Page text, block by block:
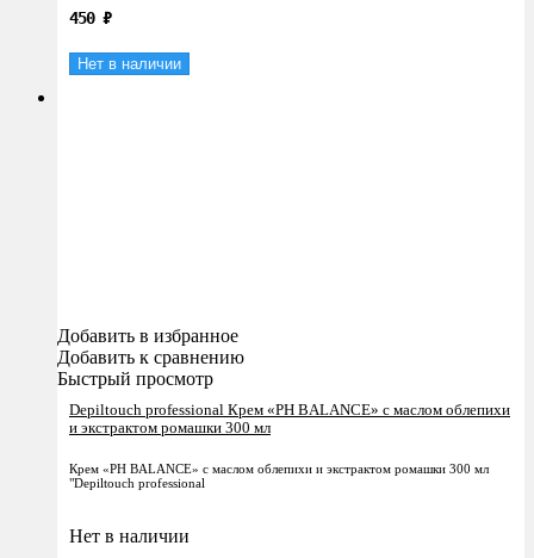
450 ₽
Нет в наличии
Добавить в избранное
Добавить к сравнению
Быстрый просмотр
Depiltouch professional Крем «PH BALANCE» с маслом облепихи
и экстрактом ромашки 300 мл
Крем «PH BALANCE» с маслом облепихи и экстрактом ромашки 300 мл
"Depiltouch professional
Нет в наличии